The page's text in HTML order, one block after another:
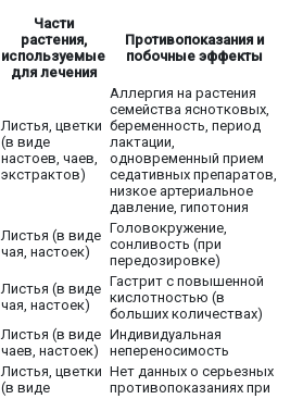
Части
растения,
используемые
для лечения
Противопоказания и
побочные эффекты
Листья, цветки
(в виде
настоев, чаев,
экстрактов)
Аллергия на растения
семейства яснотковых,
беременность, период
лактации,
одновременный прием
седативных препаратов,
низкое артериальное
давление, гипотония
Листья (в виде
чая, настоек)
Головокружение,
сонливость (при
передозировке)
Листья (в виде
чая, настоек)
Гастрит с повышенной
кислотностью (в
больших количествах)
Листья (в виде
чаев, настоек)
Индивидуальная
непереносимость
Листья, цветки
(в виде
Нет данных о серьезных
противопоказаниях при